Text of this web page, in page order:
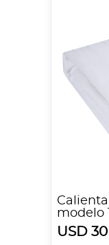
modelo
USD 30